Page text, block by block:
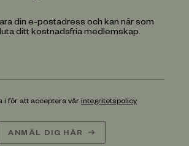
din e-postadress och kan när som
ditt kostnadsfria medlemskap.
i för att acceptera vår integritetspolicy
ANMÄL DIG HÄR